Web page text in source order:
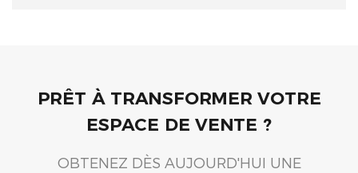
PRÊT À TRANSFORMER VOTRE
ESPACE DE VENTE ?
OBTENEZ DÈS AUJOURD'HUI UNE